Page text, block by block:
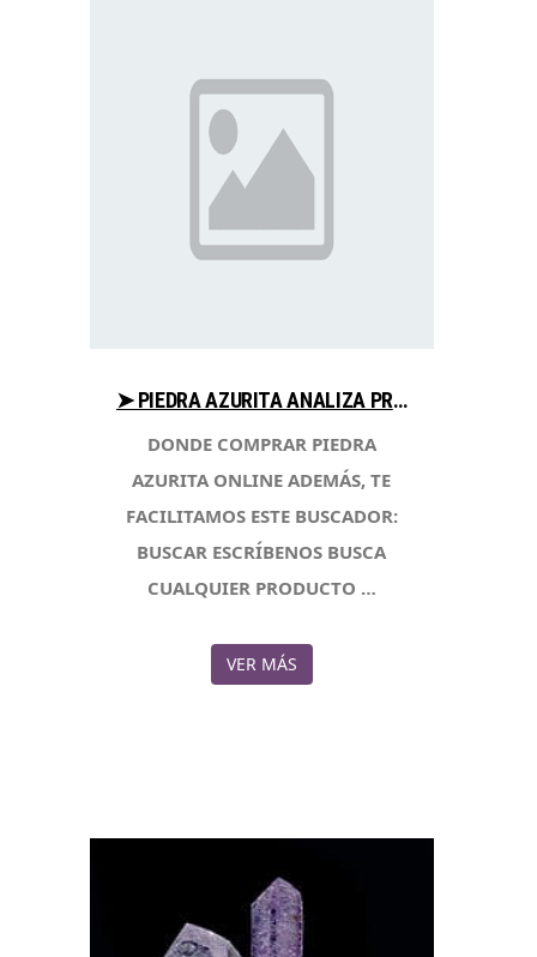
➤ PIEDRA AZURITA ANALIZA PRECIOS PARA COMPRAR EN LIBRERIAESOTERICA.NET
DONDE COMPRAR PIEDRA
AZURITA ONLINE ADEMÁS, TE
FACILITAMOS ESTE BUSCADOR:
BUSCAR ESCRÍBENOS BUSCA
CUALQUIER PRODUCTO …
VER MÁS